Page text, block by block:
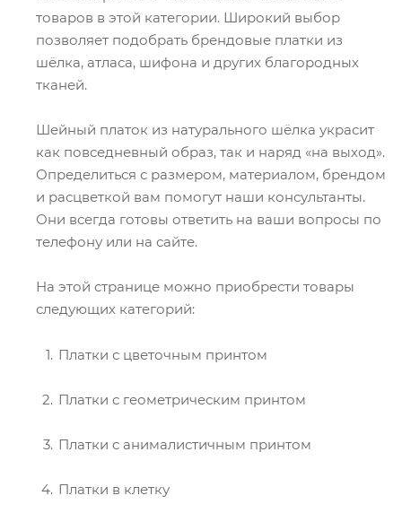
товаров в этой категории. Широкий выбор
позволяет подобрать брендовые платки из
шёлка, атласа, шифона и других благородных
тканей.
Шейный платок из натурального шёлка украсит
как повседневный образ, так и наряд «на выход».
Определиться с размером, материалом, брендом
и расцветкой вам помогут наши консультанты.
Они всегда готовы ответить на ваши вопросы по
телефону или на сайте.
На этой странице можно приобрести товары
следующих категорий:
Платки с цветочным принтом
Платки с геометрическим принтом
Платки с анималистичным принтом
Платки в клетку